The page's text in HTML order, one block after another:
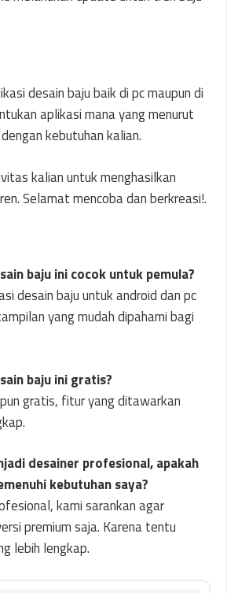
desain baju baik di pc maupun di
aplikasi mana yang menurut
kebutuhan kalian.
kalian untuk menghasilkan
Selamat mencoba dan berkreasi!.
baju ini cocok untuk pemula?
desain baju untuk android dan pc
yang mudah dipahami bagi
baju ini gratis?
gratis, fitur yang ditawarkan
desainer profesional, apakah
kebutuhan saya?
kami sarankan agar
premium saja. Karena tentu
lebih lengkap.